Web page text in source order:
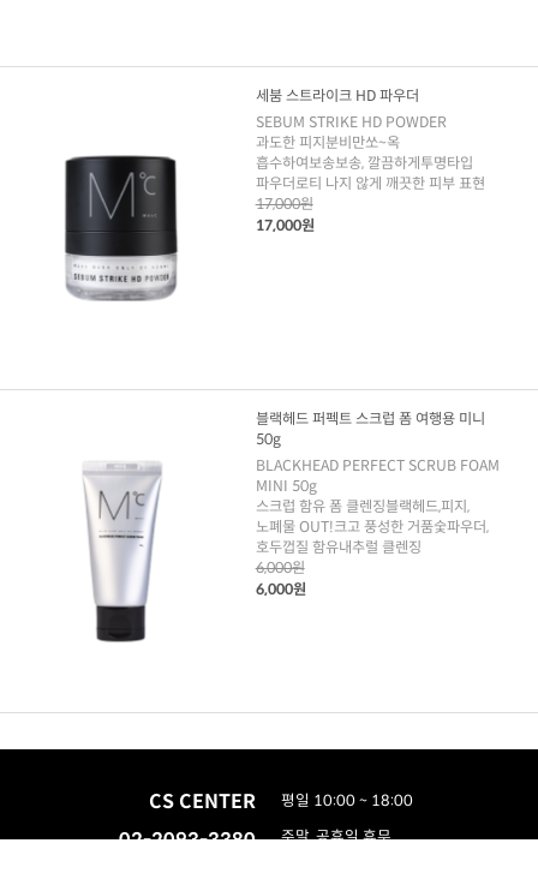
세붐 스트라이크 HD 파우더
SEBUM STRIKE HD POWDER
과도한 피지분비만쏘~옥
흡수하여보송보송, 깔끔하게투명타입
파우더로티 나지 않게 깨끗한 피부 표현
17,000원
17,000원
블랙헤드 퍼펙트 스크럽 폼 여행용 미니
50g
BLACKHEAD PERFECT SCRUB FOAM
MINI 50g
스크럽 함유 폼 클렌징블랙헤드,피지,
노폐물 OUT!크고 풍성한 거품숯파우더,
호두껍질 함유내추럴 클렌징
6,000원
6,000원
CS CENTER
02-2093-3380
평일 10:00 ~ 18:00
주말, 공휴일 휴무